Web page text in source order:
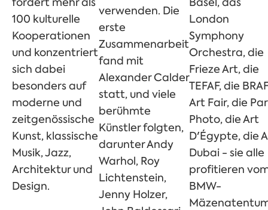
100 kulturelle
Kooperationen
und konzentriert
sich dabei
besonders auf
moderne und
zeitgenössische
Kunst, klassische
Musik, Jazz,
Architektur und
Design.
verwenden. Die
erste
Zusammenarbeit
fand mit
Alexander Calder
statt, und viele
berühmte
Künstler folgten,
darunter Andy
Warhol, Roy
Lichtenstein,
Jenny Holzer,
London
Symphony
Orchestra, die
Frieze Art, die
TEFAF, die
Art Fair, die
Photo, die Art
D'Égypte, die
Dubai - sie alle
profitieren
BMW-